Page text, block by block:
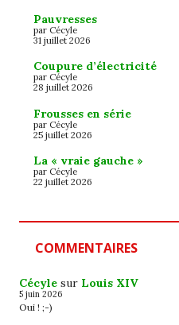
Pauvresses
par Cécyle
31 juillet 2026
Coupure d’électricité
par Cécyle
28 juillet 2026
Frousses en série
par Cécyle
25 juillet 2026
La « vraie gauche »
par Cécyle
22 juillet 2026
COMMENTAIRES
Cécyle sur Louis XIV
5 juin 2026
Oui ! ;-)